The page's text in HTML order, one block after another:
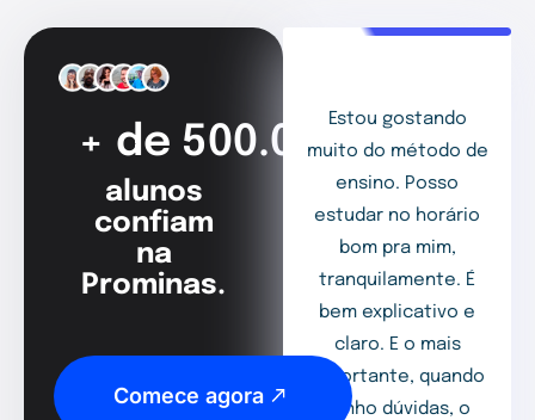
+ de 500.000
alunos
confiam
na
Prominas.
Comece agora
Estou gostando
muito do método de
ensino. Posso
estudar no horário
bom pra mim,
tranquilamente. É
bem explicativo e
claro. E o mais
importante, quando
tenho dúvidas, o